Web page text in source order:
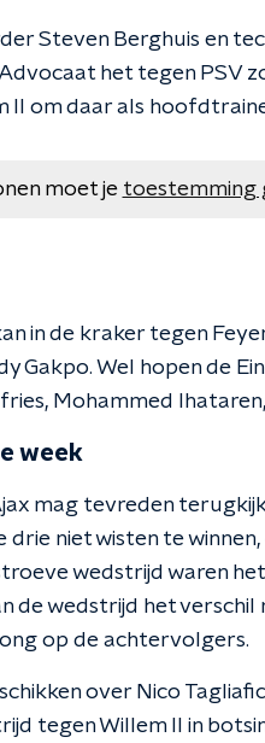
Steven Berghuis en
het tegen PSV
om daar als
moet je toestemming
in de kraker tegen
Gakpo. Wel hopen de
Mohammed
week
mag tevreden
drie niet wisten te
wedstrijd waren het
de wedstrijd het
op de achtervolgers.
over Nico
tegen Willem II in